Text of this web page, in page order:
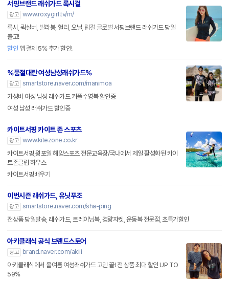
서핑브랜드 래쉬가드 록시걸
광고 www.roxygirl.tv/m/
록시, 퀵실버, 빌라봉, 헐리, 오닐, 립컬 글로벌 서핑브랜드 래쉬가드 당일
출고!
할인 앱 결제 5% 추가 할인!
%품절대란 여성남성래쉬가드%
광고 smartstore.naver.com/manimoa
가성비 여성 남성 래쉬가드 커플수영복 할인중
여성 남성 래쉬가드 할인중
카이트서핑 카이트 존 스포츠
광고 www.kitezone.co.kr
카이트서핑,윙포일 해양스포츠 전문교육장/국내에서 제일 활성화된 카이
트존클럽 하우스
카이트서핑배우기
이번시즌 래쉬가드, 유닛푸조
광고 smartstore.naver.com/sha-ping
전상품 당일발송, 래쉬가드, 트레이닝복, 경량자켓, 운동복 전문점, 초특가할인
아키클래식 공식 브랜드스토어
광고
brand.naver.com/akiii
아키클래식에서 올여름 여성래쉬가드 고민 끝! 전 상품 최대 할인 UP TO
59%